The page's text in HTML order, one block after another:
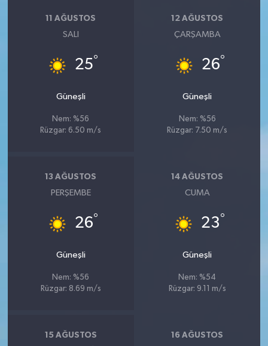
11 AĞUSTOS
SALI
25°
Güneşli
Nem: %56
Rüzgar: 6.50 m/s
12 AĞUSTOS
ÇARŞAMBA
26°
Güneşli
Nem: %56
Rüzgar: 7.50 m/s
13 AĞUSTOS
PERŞEMBE
26°
Güneşli
Nem: %56
Rüzgar: 8.69 m/s
14 AĞUSTOS
CUMA
23°
Güneşli
Nem: %54
Rüzgar: 9.11 m/s
15 AĞUSTOS 16 AĞUSTOS